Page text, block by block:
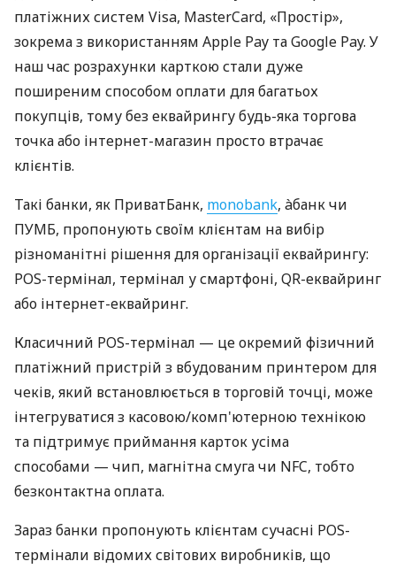
платіжних систем Visa, MasterCard, «Простір»,
зокрема з використанням Apple Pay та Google Pay. У
наш час розрахунки карткою стали дуже
поширеним способом оплати для багатьох
покупців, тому без еквайрингу будь-яка торгова
точка або інтернет-магазин просто втрачає
клієнтів.
Такі банки, як ПриватБанк, monobank, àбанк чи
ПУМБ, пропонують своїм клієнтам на вибір
різноманітні рішення для організації еквайрингу:
POS-термінал, термінал у смартфоні, QR-еквайринг
або інтернет-еквайринг.
Класичний POS-термінал — це окремий фізичний
платіжний пристрій з вбудованим принтером для
чеків, який встановлюється в торговій точці, може
інтегруватися з касовою/комп'ютерною технікою
та підтримує приймання карток усіма
способами — чип, магнітна смуга чи NFC, тобто
безконтактна оплата.
Зараз банки пропонують клієнтам сучасні POS-
термінали відомих світових виробників, що